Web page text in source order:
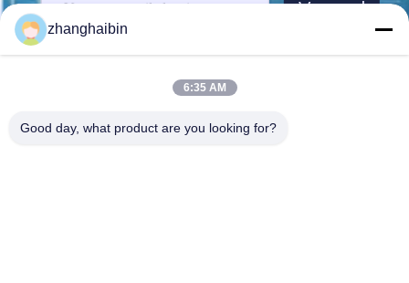
Verzend
zhanghaibin
6:35 AM
Good day, what product are you looking for?